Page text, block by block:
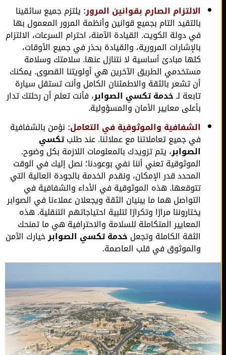
الالتزام الصارم بقوانين المرور:يلتزم جميع سائقينا
بالتقيد التام بجميع قوانين وأنظمة المرور المعمول بها
في دولة الكويت. القيادة الآمنة، احترام السرعات، الالتزام
بالإشارات المرورية، والقيادة بحذر في جميع الأوقات،
كلها مبادئ أساسية لا نتنازل عنها. سلامتك وسلامة
مستخدمي الطريق الآخرين هي أولويتنا القصوى. يمكنك
أن تشعر بالثقة والاطمئنان الكامل وأنت تستقل سيارة
تابعة لـخدمة تكسي الصوابر، فأنت تعلم أن رحلتك تدار
بأعلى معايير الأمان والمسؤولية.
الشفافية والموثوقية في التعامل:نؤمن بالشفافية
في جميع تعاملاتنا مع عملائنا. عند طلبتكسي
الصوابر، يتم تزويدك بالمعلومات اللازمة بكل وضوح.
الموثوقية تعني أننا نفي بوعودنا؛ نصل إليك في الوقت
المحدد قدر الإمكان، ونقدم الخدمة بالجودة العالية التي
تتوقعها. هذه الموثوقية في الأداء والشفافية في
التواصل هما ما يبنيان الثقة ويجعلان عملاءنا في الصوابر
يختاروننا مرارًا وتكرارًا لتلبية احتياجاتهم التنقلية. هذه
المعايير المتكاملة للسلامة والاحترافية هي ما تمنحك
الثقة الكاملة وتجعلخدمة تكسي الصوابرخيارك الآمن
والموثوق في قلب العاصمة.